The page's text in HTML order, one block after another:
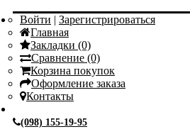
Войти | Зарегистрироваться
Главная
Закладки (0)
Сравнение (0)
Корзина покупок
Оформление заказа
Контакты
(098) 155-19-95